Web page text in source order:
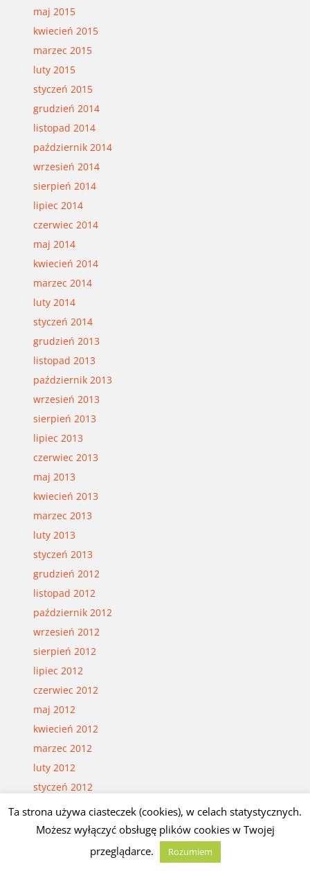
maj 2015
kwiecień 2015
marzec 2015
luty 2015
styczeń 2015
grudzień 2014
listopad 2014
październik 2014
wrzesień 2014
sierpień 2014
lipiec 2014
czerwiec 2014
maj 2014
kwiecień 2014
marzec 2014
luty 2014
styczeń 2014
grudzień 2013
listopad 2013
październik 2013
wrzesień 2013
sierpień 2013
lipiec 2013
czerwiec 2013
maj 2013
kwiecień 2013
marzec 2013
luty 2013
styczeń 2013
grudzień 2012
listopad 2012
październik 2012
wrzesień 2012
sierpień 2012
lipiec 2012
czerwiec 2012
maj 2012
kwiecień 2012
marzec 2012
luty 2012
styczeń 2012
grudzień 2011
listopad 2011
Ta strona używa ciasteczek (cookies), w celach statystycznych.
Możesz wyłączyć obsługę plików cookies w Twojej
przeglądarce.
Rozumiem